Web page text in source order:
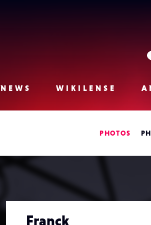
NEWS WIKILENSE
PHOTOS
Franck